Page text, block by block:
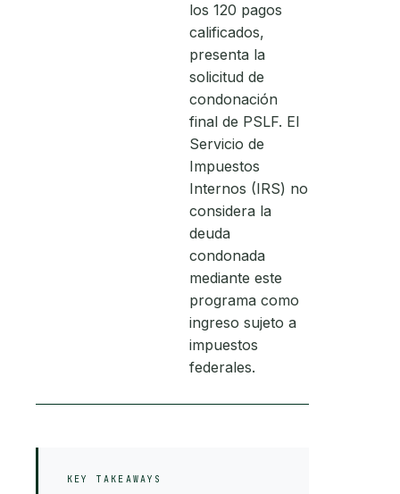
los 120 pagos
calificados,
presenta la
solicitud de
condonación
final de PSLF. El
Servicio de
Impuestos
Internos (IRS) no
considera la
deuda
condonada
mediante este
programa como
ingreso sujeto a
impuestos
federales.
KEY TAKEAWAYS